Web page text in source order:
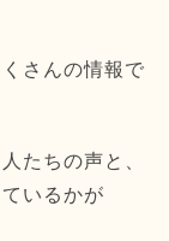
さんの情報で
たちの声と、
いるかが